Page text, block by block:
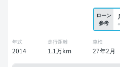
ローン
参考
年式
2014
走行距離
1.1万km
車検
27年2月